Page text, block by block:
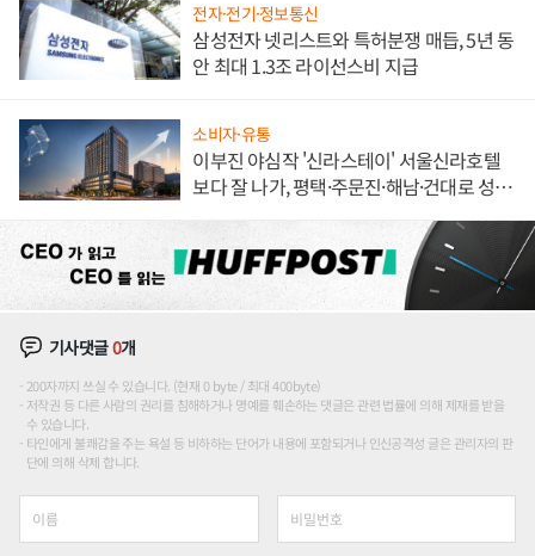
전자·전기·정보통신
삼성전자 넷리스트와 특허분쟁 매듭, 5년 동
안 최대 1.3조 라이선스비 지급
소비자·유통
이부진 야심작 '신라스테이' 서울신라호텔
보다 잘 나가, 평택·주문진·해남·건대로 성
기사댓글0개
200자까지 쓰실 수 있습니다. (현재 0 byte / 최대 400byte)
저작권 등 다른 사람의 권리를 침해하거나 명예를 훼손하는 댓글은 관련 법률에 의해 제재를 받을
수 있습니다.
타인에게 불쾌감을 주는 욕설 등 비하하는 단어가 내용에 포함되거나 인신공격성 글은 관리자의 판
단에 의해 삭제 합니다.